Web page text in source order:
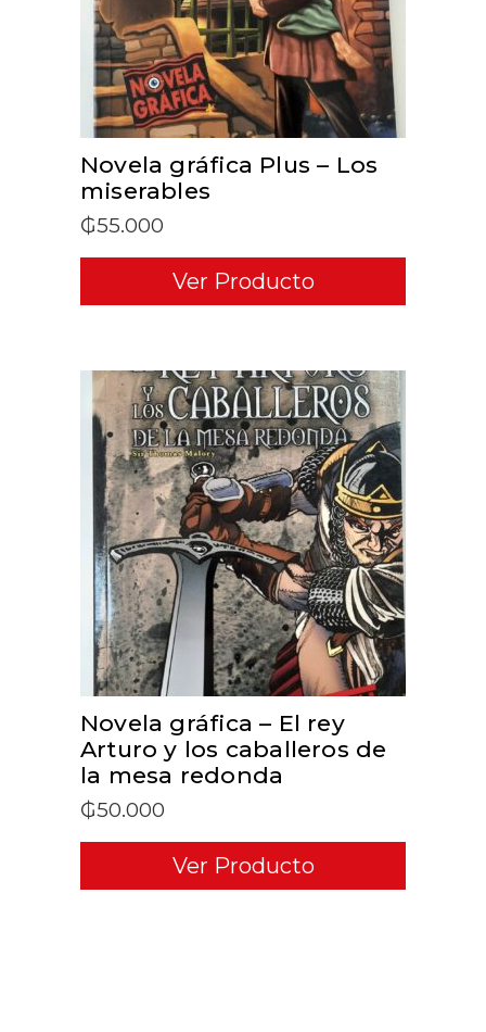
Novela gráfica Plus – Los
miserables
₲55.000
Ver Producto
ADD TO CART
Novela gráfica – El rey
Arturo y los caballeros de
la mesa redonda
₲50.000
Ver Producto